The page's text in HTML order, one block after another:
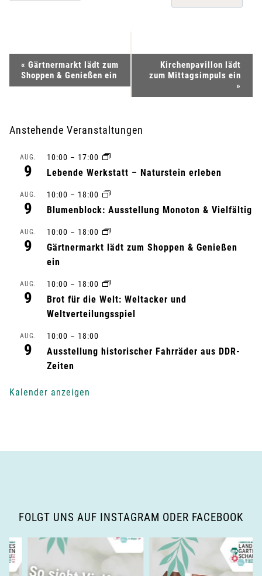
e
a
-
a
t
« Gärtnermarkt lädt zum
Shoppen & Genießen ein
Kirchenpavillon lädt
zum Mittagsimpuls ein
»
Anstehende Veranstaltungen
AUG.
9
10:00 – 17:00
Lebende Werkstatt – Naturstein erleben
AUG.
9
10:00 – 18:00
Blumenblock: Ausstellung Monoton & Vielfältig
AUG.
9
10:00 – 18:00
Gärtnermarkt lädt zum Shoppen & Genießen
ein
AUG.
9
10:00 – 18:00
Brot für die Welt: Weltacker und
Weltverteilungsspiel
AUG.
9
10:00 – 18:00
Ausstellung historischer Fahrräder aus DDR-
Zeiten
Kalender anzeigen
FOLGT UNS AUF INSTAGRAM ODER FACEBOOK